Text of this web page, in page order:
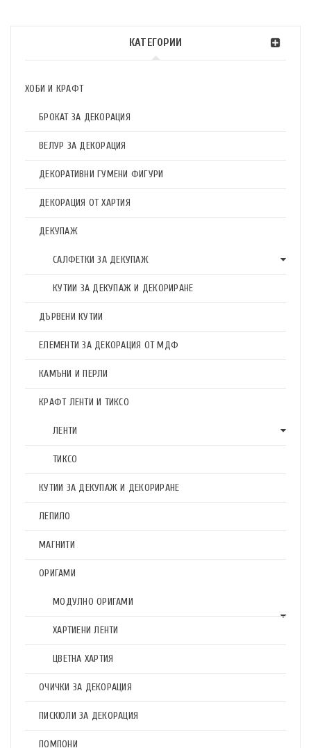
КАТЕГОРИИ
ХОБИ И КРАФТ
БРОКАТ ЗА ДЕКОРАЦИЯ
ВЕЛУР ЗА ДЕКОРАЦИЯ
ДЕКОРАТИВНИ ГУМЕНИ ФИГУРИ
ДЕКОРАЦИЯ ОТ ХАРТИЯ
ДЕКУПАЖ
САЛФЕТКИ ЗА ДЕКУПАЖ
КУТИИ ЗА ДЕКУПАЖ И ДЕКОРИРАНЕ
ДЪРВЕНИ КУТИИ
ЕЛЕМЕНТИ ЗА ДЕКОРАЦИЯ ОТ МДФ
КАМЪНИ И ПЕРЛИ
КРАФТ ЛЕНТИ И ТИКСО
ЛЕНТИ
ТИКСО
КУТИИ ЗА ДЕКУПАЖ И ДЕКОРИРАНЕ
ЛЕПИЛО
МАГНИТИ
ОРИГАМИ
МОДУЛНО ОРИГАМИ
ХАРТИЕНИ ЛЕНТИ
ЦВЕТНА ХАРТИЯ
ОЧИЧКИ ЗА ДЕКОРАЦИЯ
ПИСКЮЛИ ЗА ДЕКОРАЦИЯ
ПОМПОНИ